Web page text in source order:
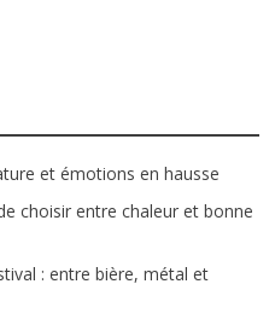
et émotions en hausse
choisir entre chaleur et bonne
: entre bière, métal et